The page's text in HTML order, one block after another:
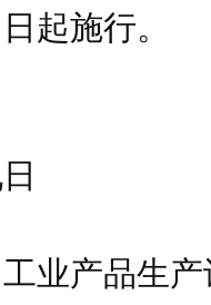
起施行。
工业产品生